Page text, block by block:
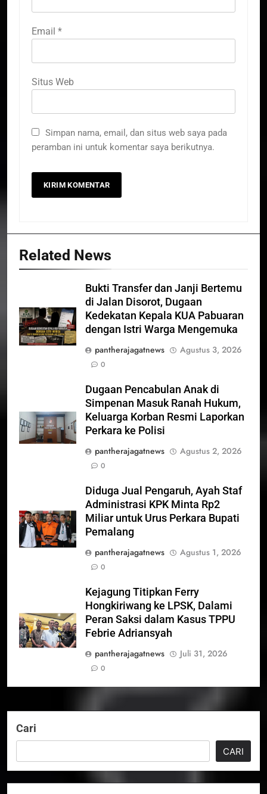
Email *
Situs Web
Simpan nama, email, dan situs web saya pada
peramban ini untuk komentar saya berikutnya.
Related News
Bukti Transfer dan Janji Bertemu
di Jalan Disorot, Dugaan
Kedekatan Kepala KUA Pabuaran
dengan Istri Warga Mengemuka
pantherajagatnews
Agustus 3, 2026
0
Dugaan Pencabulan Anak di
Simpenan Masuk Ranah Hukum,
Keluarga Korban Resmi Laporkan
Perkara ke Polisi
pantherajagatnews
Agustus 2, 2026
0
Diduga Jual Pengaruh, Ayah Staf
Administrasi KPK Minta Rp2
Miliar untuk Urus Perkara Bupati
Pemalang
pantherajagatnews
Agustus 1, 2026
0
Kejagung Titipkan Ferry
Hongkiriwang ke LPSK, Dalami
Peran Saksi dalam Kasus TPPU
Febrie Adriansyah
pantherajagatnews
Juli 31, 2026
0
Cari
CARI